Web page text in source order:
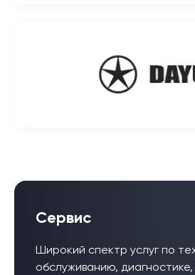
Сервис
Широкий спектр услуг по
обслуживанию,